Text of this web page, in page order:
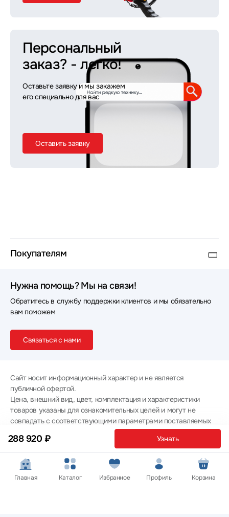
288 920 ₽ Узнать
Персональный
заказ? - легко!
Оставьте заявку и мы закажем
его специально для вас
Оставить заявку
Покупателям
Нужна помощь? Мы на связи!
Обратитесь в службу поддержки клиентов и мы обязательно
вам поможем
Связаться с нами
Сайт носит информационный характер и не является
публичной офертой.
Цена, внешний вид, цвет, комплектация и характеристики
товаров указаны для ознакомительных целей и могут не
совпадать с соответствующими параметрами поставляемых
товаров - уточняйте информацию у менеджера при
оформлении заказа.
Политика конфиденциальности
© 2012 — 2026 ООО «Эпл Тэк»
Главная Каталог Избранное Профиль Корзина